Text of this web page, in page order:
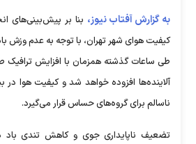
به گزارش آفتاب نیوز، بنا بر پیش‌بینی‌های
کیفیت هوای شهر تهران، با توجه به عدم وزش
طی ساعات گذشته همزمان با افزایش
آلاینده‌ها افزوده خواهد شد و کیفیت هوا
ناسالم برای گروه‌های حساس قرار می‌گیرد.
تضعیف ناپایداری جوی و کاهش تندی باد